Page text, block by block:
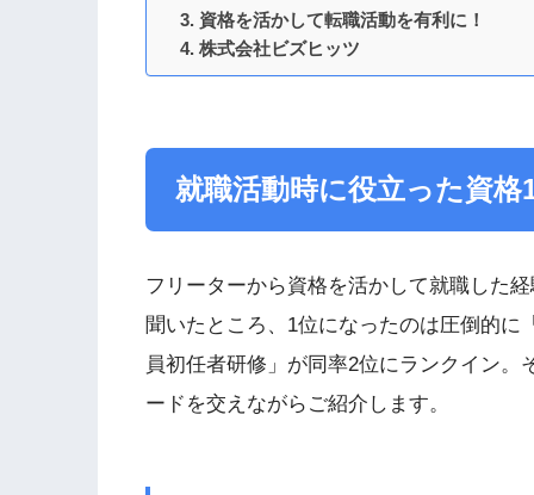
資格を活かして転職活動を有利に！
株式会社ビズヒッツ
就職活動時に役立った資格
フリーターから資格を活かして就職した
聞いたところ、1位になったのは圧倒的
員初任者研修」が同率2位にランクイン
ードを交えながらご紹介します。